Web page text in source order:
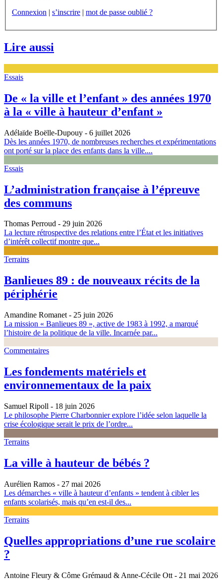
Connexion | s’inscrire | mot de passe oublié ?
Lire aussi
Essais
De « la ville et l’enfant » des années 1970
à la « ville à hauteur d’enfant »
Adélaïde Boëlle-Dupouy - 6 juillet 2026
Dès les années 1970, de nombreuses recherches et expérimentations
ont porté sur la place des enfants dans la ville....
Essais
L’administration française à l’épreuve
des communs
Thomas Perroud - 29 juin 2026
La lecture rétrospective des relations entre l’État et les initiatives
d’intérêt collectif montre que...
Terrains
Banlieues 89 : de nouveaux récits de la
périphérie
Amandine Romanet - 25 juin 2026
La mission « Banlieues 89 », active de 1983 à 1992, a marqué
l’histoire de la politique de la ville. Incarnée par...
Commentaires
Les fondements matériels et
environnementaux de la paix
Samuel Ripoll - 18 juin 2026
Le philosophe Pierre Charbonnier explore l’idée selon laquelle la
crise écologique serait le prix de l’ordre...
Terrains
La ville à hauteur de bébés ?
Aurélien Ramos - 27 mai 2026
Les démarches « ville à hauteur d’enfants » tendent à cibler les
enfants scolarisés, mais qu’en est-il des...
Terrains
Quelles appropriations d’une rue scolaire
?
Antoine Fleury & Côme Grémaud & Anne-Cécile Ott - 21 mai 2026